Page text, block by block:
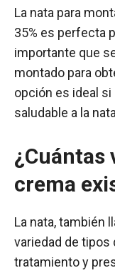
La nata para
35% es perfecta
importante que
montado para
opción es ideal
saludable a la
¿Cuántas
crema
La nata, también
variedad de tipos
tratamiento y